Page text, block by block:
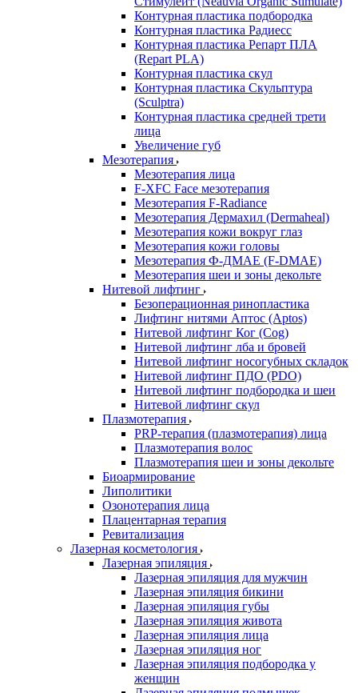
Контурная пластика подбородка
Контурная пластика Радиесс
Контурная пластика Репарт ПЛА
(Repart PLA)
Контурная пластика скул
Контурная пластика Скульптура
(Sculptra)
Контурная пластика средней трети
лица
Увеличение губ
Мезотерапия
Мезотерапия лица
F-XFC Face мезотерапия
Мезотерапия F-Radiance
Мезотерапия Дермахил (Dermaheal)
Мезотерапия кожи вокруг глаз
Мезотерапия кожи головы
Мезотерапия Ф-ДМАЕ (F-DMAE)
Мезотерапия шеи и зоны декольте
Нитевой лифтинг
Безоперационная ринопластика
Лифтинг нитями Аптос (Aptos)
Нитевой лифтинг Ког (Cog)
Нитевой лифтинг лба и бровей
Нитевой лифтинг носогубных складок
Нитевой лифтинг ПДО (PDO)
Нитевой лифтинг подбородка и шеи
Нитевой лифтинг скул
Плазмотерапия
PRP-терапия (плазмотерапия) лица
Плазмотерапия волос
Плазмотерапия шеи и зоны декольте
Биоармирование
Липолитики
Озонотерапия лица
Плацентарная терапия
Ревитализация
Лазерная косметология
Лазерная эпиляция
Лазерная эпиляция для мужчин
Лазерная эпиляция бикини
Лазерная эпиляция губы
Лазерная эпиляция живота
Лазерная эпиляция лица
Лазерная эпиляция ног
Лазерная эпиляция подбородка у
женщин